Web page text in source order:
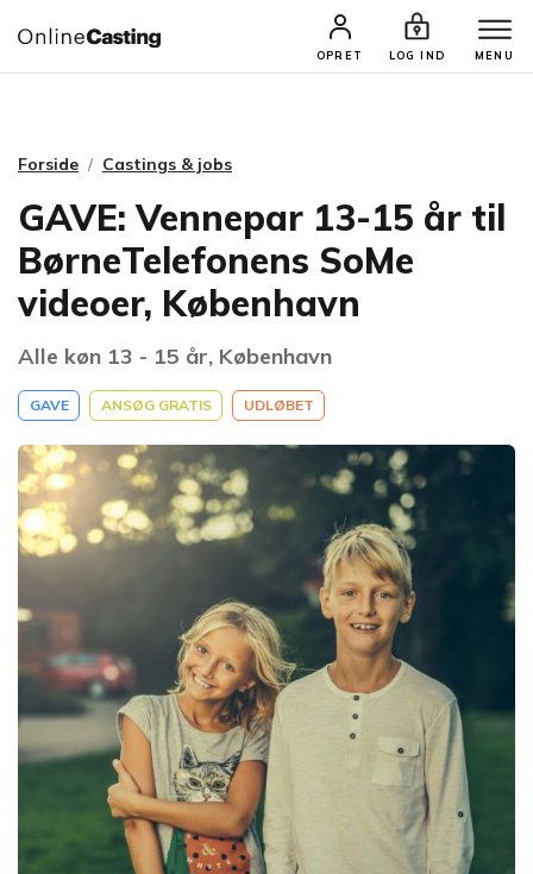
OPRET LOG IND MENU
CASTINGS & JOBS SØG PROFIL
Forside Castings & jobs
GAVE: Vennepar 13-15 år til
BørneTelefonens SoMe
videoer, København
Alle køn 13 - 15 år, København
GAVE ANSØG GRATIS UDLØBET